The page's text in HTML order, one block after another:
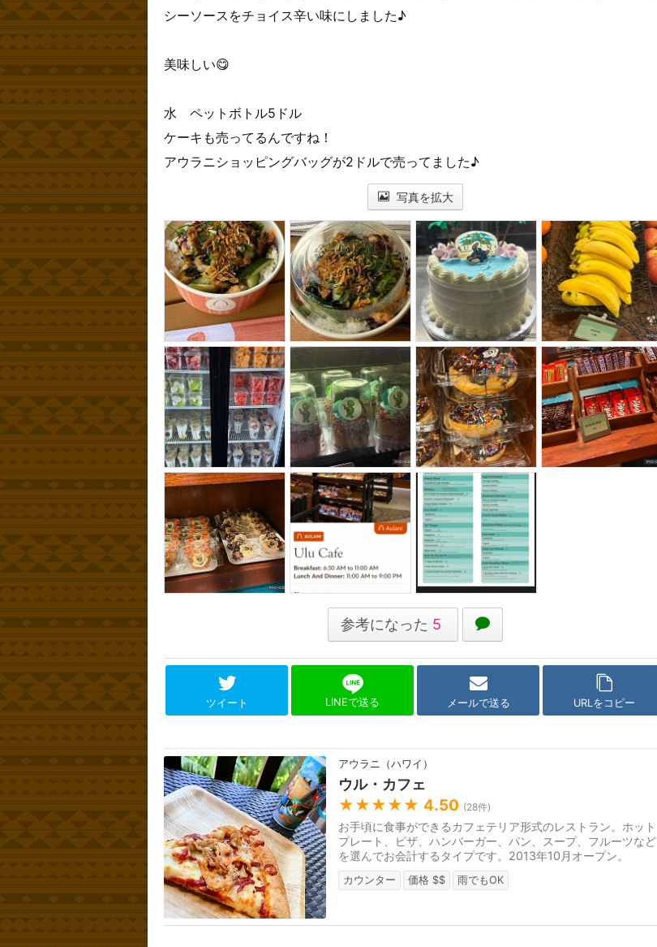
シーソースをチョイス辛い味にしました♪
美味しい😋
水 ペットボトル5ドル
ケーキも売ってるんですね！
アウラニショッピングバッグが2ドルで売ってました♪
写真を拡大
参考になった 5
ツイート LINEで送る メールで送る URLをコピー
アウラニ（ハワイ）
ウル・カフェ
★★★★★ 4.50 (28件)
お手頃に食事ができるカフェテリア形式のレストラン。ホット
プレート、ピザ、ハンバーガー、パン、スープ、フルーツなど
を選んでお会計するタイプです。2013年10月オープン。
カウンター 価格 $$ 雨でもOK